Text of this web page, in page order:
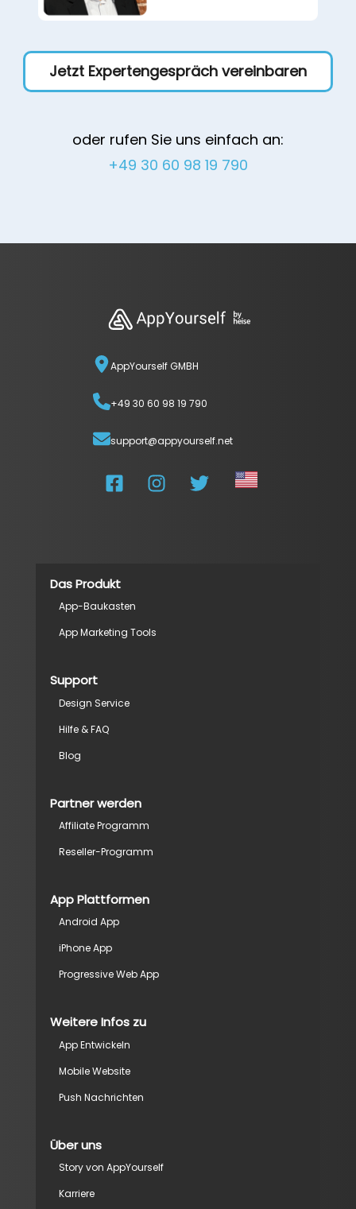
Jetzt Expertengespräch vereinbaren
oder rufen Sie uns einfach an:
+49 30 60 98 19 790
AppYourself GMBH
+49 30 60 98 19 790
support@appyourself.net
Das Produkt
App-Baukasten
App Marketing Tools
Support
Design Service
Hilfe & FAQ
Blog
Partner werden
Affiliate Programm
Reseller-Programm
App Plattformen
Android App
iPhone App
Progressive Web App
Weitere Infos zu
App Entwickeln
Mobile Website
Push Nachrichten
Über uns
Story von AppYourself
Karriere